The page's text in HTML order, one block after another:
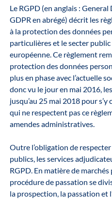
Le RGPD (en anglais :
GDPR en abrégé) décrit les
à la protection des données
particulières et le secter public
européenne. Ce règlement
protection des données
plus en phase avec l’actuelle
donc vu le jour en mai 2016,
jusqu’au 25 mai 2018 pour
qui ne respectent pas ce
amendes administratives.
Outre l’obligation de
publics, les services
RGPD. En matière de
procédure de passation se
la prospection, la passation et